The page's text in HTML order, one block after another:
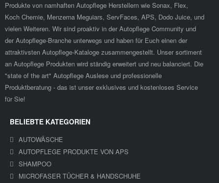
Produkte von namhaften Autopflege Herstellern wie Sonax, Flex,
Koch Chemie, Menzerna Meguiars, ServFaces, APS, Dodo Juice, und
vielen Weiteren. Wir sind proaktiv in der Autopflege Community und
der Autopflege-Branche unterwegs und haben für Euch einen der
attraktivsten Autopflege-Kataloge zusammengestellt. Unser sortiment
an Autopflege Produkten wird ständig erweitert und neu balanciert. Die
"state of the art" Autopflege Auslese und professionelle
Produktberatung - das ist unser exklusives und kostenloses Service
für Sie!
BELIEBTE KATEGORIEN
AUTOWÄSCHE
AUTOPFLEGE PRODUKTE VON APS
SHAMPOO
MICROFASER TÜCHER & HANDSCHUHE